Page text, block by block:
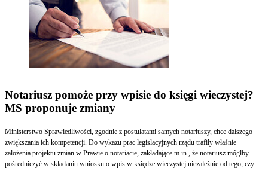
Notariusz pomoże przy wpisie do księgi wieczystej?
MS proponuje zmiany
Ministerstwo Sprawiedliwości, zgodnie z postulatami samych notariuszy, chce dalszego
zwiększania ich kompetencji. Do wykazu prac legislacyjnych rządu trafiły właśnie
założenia projektu zmian w Prawie o notariacie, zakładające m.in., że notariusz mógłby
pośredniczyć w składaniu wniosku o wpis w księdze wieczystej niezależnie od tego, czy